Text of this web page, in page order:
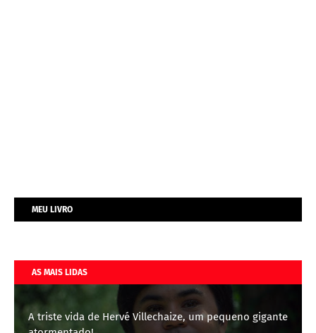
MEU LIVRO
AS MAIS LIDAS
A triste vida de Hervé Villechaize, um pequeno gigante